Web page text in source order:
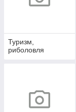
Туризм,
риболовля